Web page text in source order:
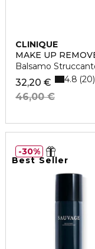
CLINIQUE
MAKE UP
Balsamo
32,20 €
46,00 €
4.8 20
Best Seller
30%